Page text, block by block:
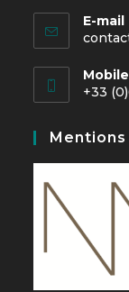
E-mail
+33
Mentions